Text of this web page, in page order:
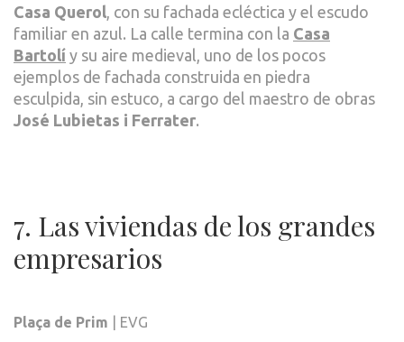
Casa Querol , con su fachada ecléctica y el escudo
familiar en azul. La calle termina con la Casa
Bartolí y su aire medieval, uno de los pocos
ejemplos de fachada construida en piedra
esculpida, sin estuco, a cargo del maestro de obras
José Lubietas i Ferrater.
7. Las viviendas de los grandes
empresarios
Plaça de Prim | EVG